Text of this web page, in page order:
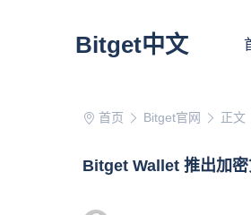
Bitget中文
首页 Bitget官网 正文
Bitget Wallet 推出加